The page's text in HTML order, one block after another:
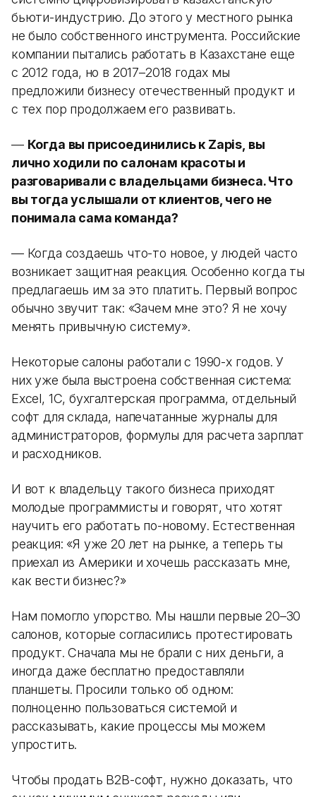
бьюти-индустрию. До этого у местного рынка
не было собственного инструмента. Российские
компании пытались работать в Казахстане еще
с 2012 года, но в 2017–2018 годах мы
предложили бизнесу отечественный продукт и
с тех пор продолжаем его развивать.
— Когда вы присоединились к Zapis, вы
лично ходили по салонам красоты и
разговаривали с владельцами бизнеса. Что
вы тогда услышали от клиентов, чего не
понимала сама команда?
— Когда создаешь что-то новое, у людей часто
возникает защитная реакция. Особенно когда ты
предлагаешь им за это платить. Первый вопрос
обычно звучит так: «Зачем мне это? Я не хочу
менять привычную систему».
Некоторые салоны работали с 1990-х годов. У
них уже была выстроена собственная система:
Excel, 1С, бухгалтерская программа, отдельный
софт для склада, напечатанные журналы для
администраторов, формулы для расчета зарплат
и расходников.
И вот к владельцу такого бизнеса приходят
молодые программисты и говорят, что хотят
научить его работать по-новому. Естественная
реакция: «Я уже 20 лет на рынке, а теперь ты
приехал из Америки и хочешь рассказать мне,
как вести бизнес?»
Нам помогло упорство. Мы нашли первые 20–30
салонов, которые согласились протестировать
продукт. Сначала мы не брали с них деньги, а
иногда даже бесплатно предоставляли
планшеты. Просили только об одном:
полноценно пользоваться системой и
рассказывать, какие процессы мы можем
упростить.
Чтобы продать B2B-софт, нужно доказать, что